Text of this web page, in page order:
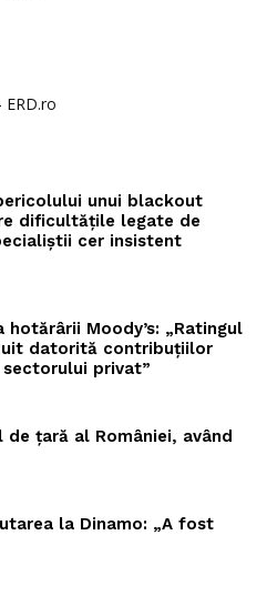
unui blackout
dificultățile legate de
cer insistent
hotărârii Moody’s: „Ratingul
datorită contribuțiilor
privat”
de țară al României, având
la Dinamo: „A fost